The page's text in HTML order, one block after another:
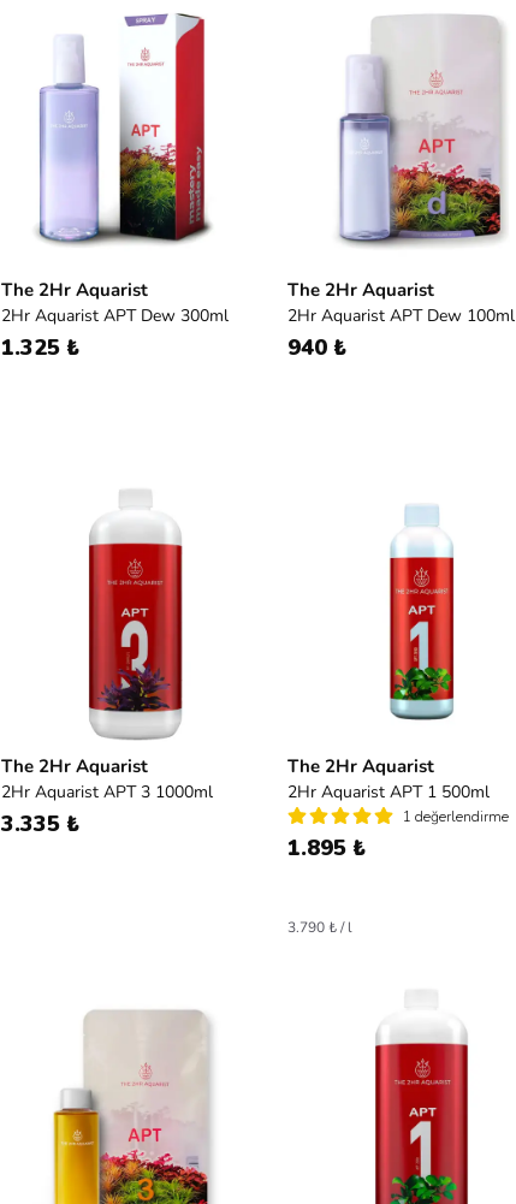
The 2Hr Aquarist
2Hr Aquarist APT Dew 300ml
1.325 ₺
The 2Hr Aquarist
2Hr Aquarist APT Dew 100ml
940 ₺
The 2Hr Aquarist
2Hr Aquarist APT 3 1000ml
3.335 ₺
The 2Hr Aquarist
2Hr Aquarist APT 1 500ml
1 değerlendirme
1.895 ₺
3.790 ₺ / l